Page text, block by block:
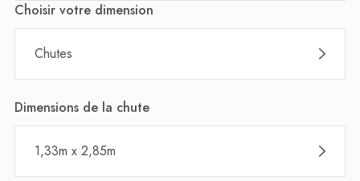
Choisir votre dimension
Chutes
Dimensions de la chute
1,33m x 2,85m